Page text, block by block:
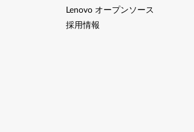
Lenovo オープンソース
採用情報